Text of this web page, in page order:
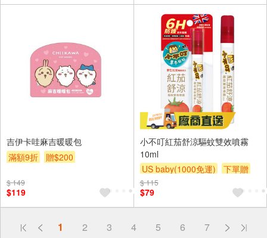
吉伊卡哇麻吉暖暖包
滿額9折
贈$200
$ 149
$119
小不叮紅茄舒涼驅蚊雙效噴霧
10ml
US baby(1000免運)
下單贈
滿額贈
$ 115
$79
1 2 3 4 5 6 7
偏遠地區配送